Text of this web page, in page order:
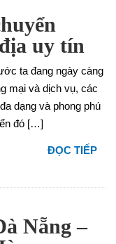
uy tín
ta đang ngày càng
mại và dịch vụ, các
dạng và phong phú
đó […]
ĐỌC TIẾP
Nẵng –